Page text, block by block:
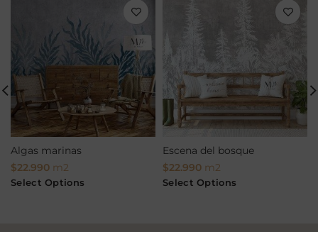
Algas marinas
$22.990 m2
Select Options
Escena del bosque
$22.990 m2
Select Options